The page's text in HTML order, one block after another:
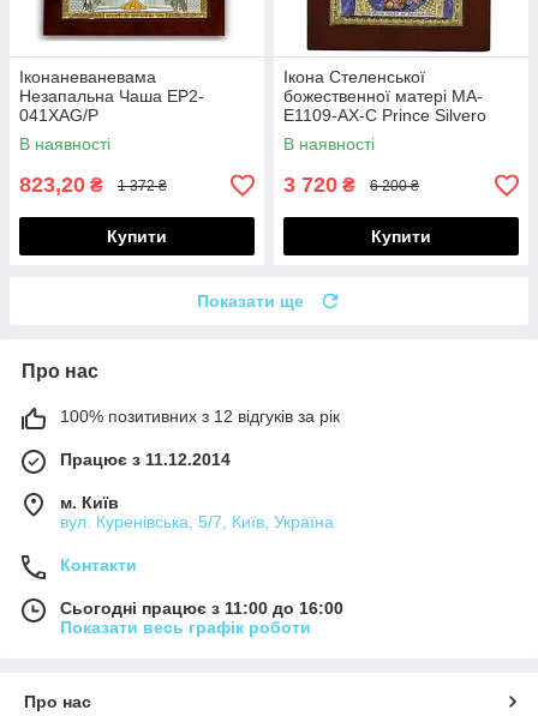
Іконаневаневама
Незапальна Чаша EP2-
041XAG/P
В наявності
823,20 ₴ 1 372 ₴
Купити
Ікона Стеленської
божественної матері MA-
E1109-AX-C Prince Silvero
В наявності
3 720 ₴ 6 200 ₴
Купити
Показати ще
Про нас
100% позитивних з 12 відгуків за рік
Працює з 11.12.2014
м. Київ
вул. Куренівська, 5/7, Київ, Україна
Контакти
Сьогодні працює з 11:00 до 16:00
Показати весь графік роботи
Про нас